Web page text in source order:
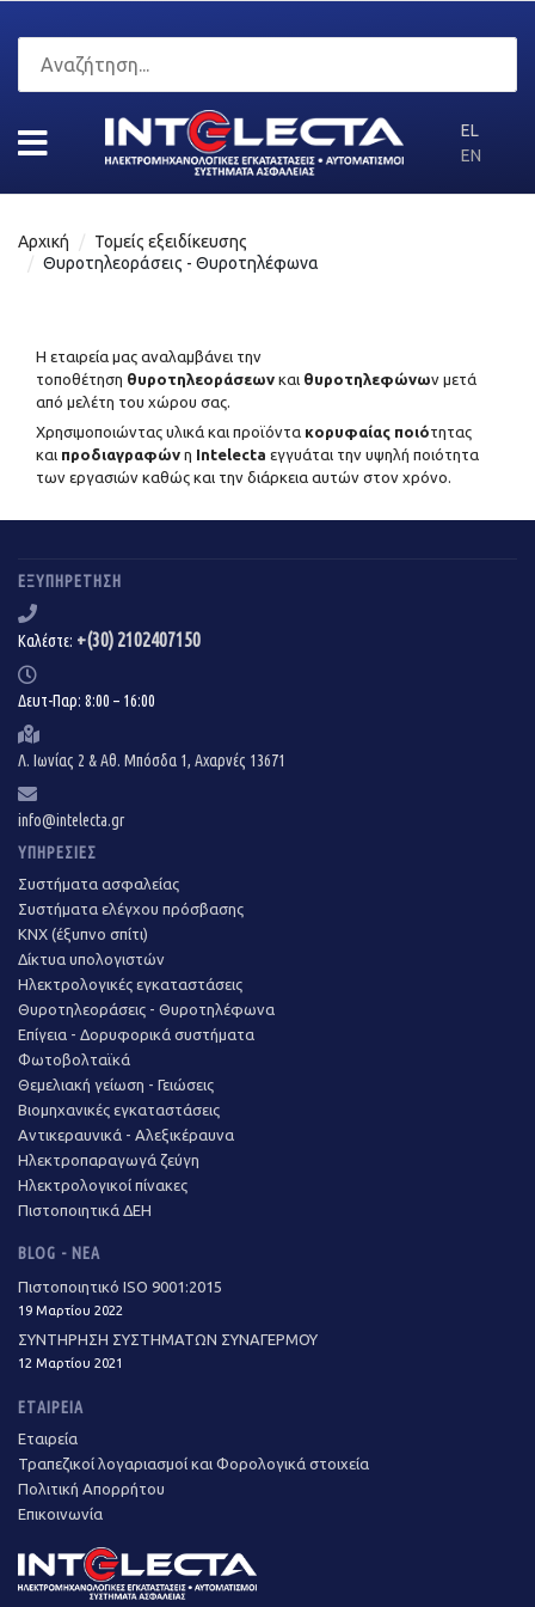
EL
EN
Αρχική
Τομείς εξειδίκευσης
Θυροτηλεοράσεις - Θυροτηλέφωνα
Η εταιρεία μας αναλαμβάνει την
τοποθέτηση θυροτηλεοράσεων και θυροτηλεφώνων μετά
από μελέτη του χώρου σας.
Χρησιμοποιώντας υλικά και προϊόντα κορυφαίας ποιότητας
και προδιαγραφών η Intelecta εγγυάται την υψηλή ποιότητα
των εργασιών καθώς και την διάρκεια αυτών στον χρόνο.
ΕΞΥΠΗΡΈΤΗΣΗ
Καλέστε: +(30) 2102407150
Δευτ-Παρ: 8:00 – 16:00
Λ. Ιωνίας 2 & Αθ. Μπόσδα 1, Αχαρνές 13671
info@intelecta.gr
ΥΠΗΡΕΣΊΕΣ
Συστήματα ασφαλείας
Συστήματα ελέγχου πρόσβασης
KNX (έξυπνο σπίτι)
Δίκτυα υπολογιστών
Ηλεκτρολογικές εγκαταστάσεις
Θυροτηλεοράσεις - Θυροτηλέφωνα
Επίγεια - Δορυφορικά συστήματα
Φωτοβολταϊκά
Θεμελιακή γείωση - Γειώσεις
Βιομηχανικές εγκαταστάσεις
Αντικεραυνικά - Αλεξικέραυνα
Ηλεκτροπαραγωγά ζεύγη
Ηλεκτρολογικοί πίνακες
Πιστοποιητικά ΔΕΗ
BLOG - ΝΈΑ
Πιστοποιητικό ISO 9001:2015
19 Μαρτίου 2022
ΣΥΝΤΗΡΗΣΗ ΣΥΣΤΗΜΑΤΩΝ ΣΥΝΑΓΕΡΜΟΥ
12 Μαρτίου 2021
ΕΤΑΙΡΕΊΑ
Εταιρεία
Τραπεζικοί λογαριασμοί και Φορολογικά στοιχεία
Πολιτική Απορρήτου
Επικοινωνία